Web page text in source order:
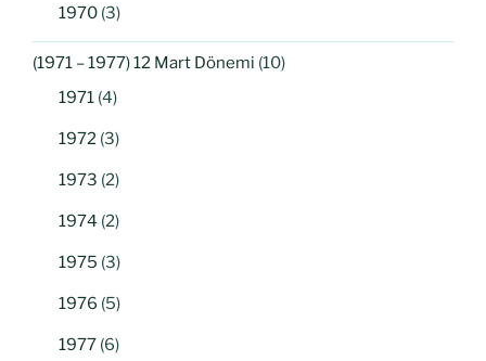
1970 (3)
(1971 – 1977) 12 Mart Dönemi (10)
1971 (4)
1972 (3)
1973 (2)
1974 (2)
1975 (3)
1976 (5)
1977 (6)